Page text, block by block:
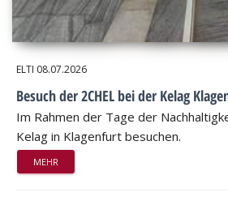
ELTI 08.07.2026
Besuch der 2CHEL bei der Kelag
Im Rahmen der Tage der
Kelag in Klagenfurt besuchen.
MEHR